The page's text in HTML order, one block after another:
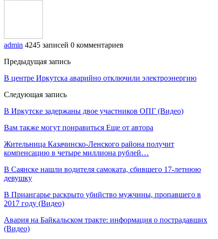
admin 4245 записей 0 комментариев
Предыдущая запись
В центре Иркутска аварийно отключили электроэнергию
Следующая запись
В Иркутске задержаны двое участников ОПГ (Видео)
Вам также могут понравиться Еще от автора
Жительница Казачинско-Ленского района получит
компенсацию в четыре миллиона рублей…
В Саянске нашли водителя самоката, сбившего 17-летнюю
девушку
В Приангарье раскрыто убийство мужчины, пропавшего в
2017 году (Видео)
Авария на Байкальском тракте: информация о пострадавших
(Видео)